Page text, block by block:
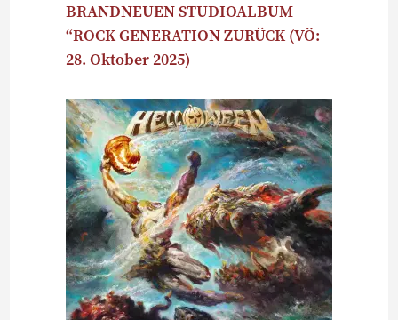
BRANDNEUEN STUDIOALBUM
“ROCK GENERATION ZURÜCK (VÖ:
28. Oktober 2025)